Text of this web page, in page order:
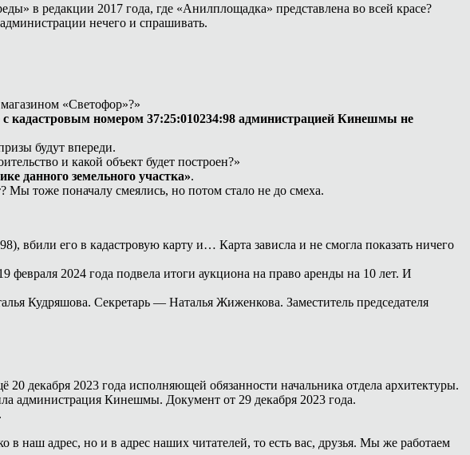
в редакции 2017 года, где «Анилплощадка» представлена во всей красе?
нечего и спрашивать.
«Светофор»?»
с кадастровым номером 37:25:010234:98 администрацией Кинешмы не
будут впереди.
и какой объект будет построен?»
данного земельного участка».
тоже поначалу смеялись, но потом стало не до смеха.
вбили его в кадастровую карту и… Карта зависла и не смогла показать ничего
2024 года подвела итоги аукциона на право аренды на 10 лет. И
Кудряшова. Секретарь — Наталья Жиженкова. Заместитель председателя
декабря 2023 года исполняющей обязанности начальника отдела архитектуры.
администрация Кинешмы. Документ от 29 декабря 2023 года.
наш адрес, но и в адрес наших читателей, то есть вас, друзья. Мы же работаем